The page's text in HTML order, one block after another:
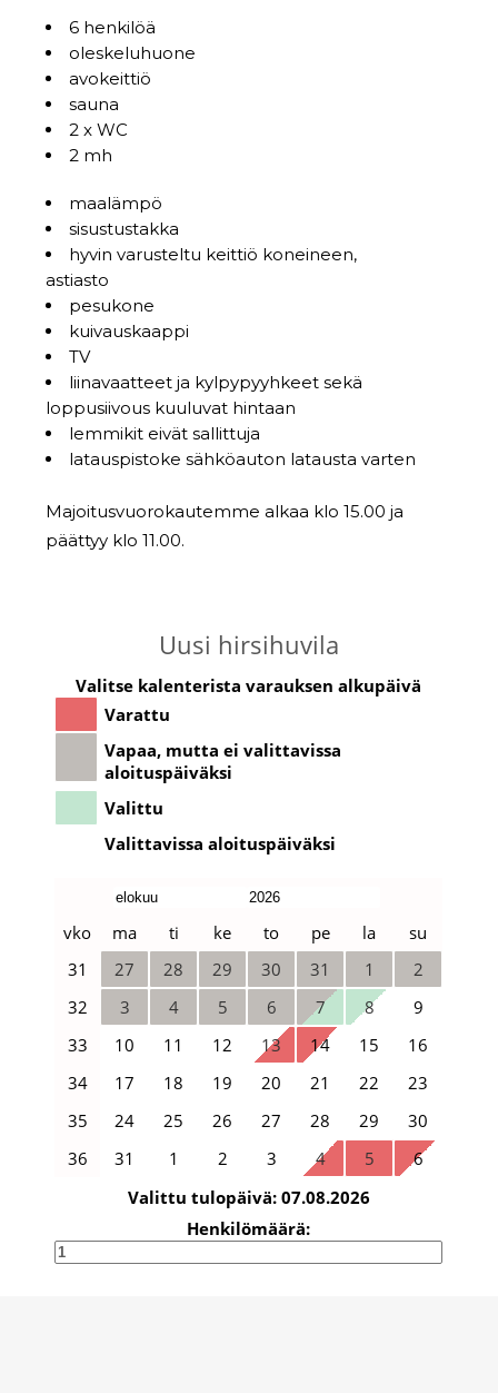
6 henkilöä
oleskeluhuone
avokeittiö
sauna
2 x WC
2 mh
maalämpö
sisustustakka
hyvin varusteltu keittiö koneineen,
astiasto
pesukone
kuivauskaappi
TV
liinavaatteet ja kylpypyyhkeet sekä
loppusiivous kuuluvat hintaan
lemmikit eivät sallittuja
latauspistoke sähköauton latausta varten
Majoitusvuorokautemme alkaa klo 15.00 ja
päättyy klo 11.00.